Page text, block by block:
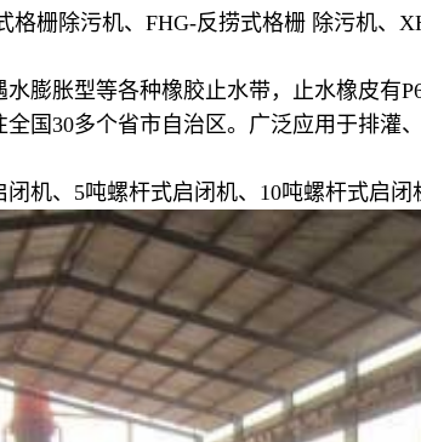
栅除污机、FHG-反捞式格栅 除污机、
。
膨胀型等各种橡胶止水带，止水橡皮有
全国30多个省市自治区。广泛应用于排灌
机、5吨螺杆式启闭机、10吨螺杆式启